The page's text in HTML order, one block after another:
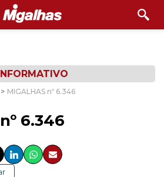
> MIGALHAS nº 6.346
6.346